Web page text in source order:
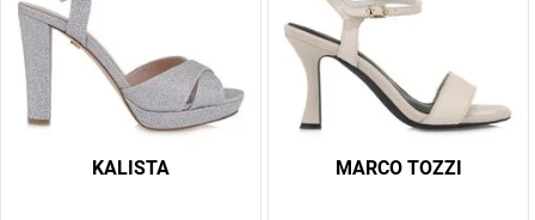
KALISTA MARCO TOZZI